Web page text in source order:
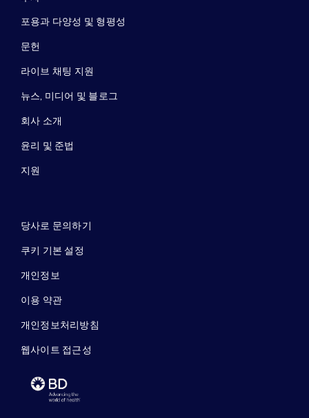
포용과 다양성 및 형평성
문헌
라이브 채팅 지원
뉴스, 미디어 및 블로그
회사 소개
윤리 및 준법
지원
당사로 문의하기
쿠키 기본 설정
개인정보
이용 약관
개인정보처리방침
웹사이트 접근성